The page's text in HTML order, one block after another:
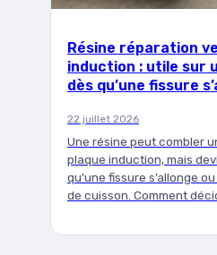
Résine réparation
induction : utile sur
dès qu’une fissure
22 juillet 2026
Une résine peut combler
plaque induction, mais
qu’une fissure s’allonge
de cuisson. Comment